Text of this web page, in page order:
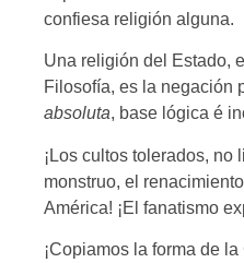
confiesa religión alguna.
Una religión del Estado,
Filosofía, es la negación
absoluta, base lógica é
¡Los cultos tolerados, no
monstruo, el
América! ¡El fanatismo
¡Copiamos la forma de